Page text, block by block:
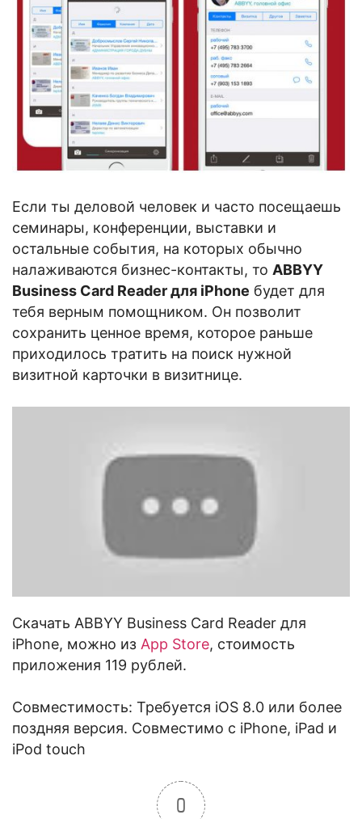
Если ты деловой человек и часто посещаешь
семинары, конференции, выставки и
остальные события, на которых обычно
налаживаются бизнес-контакты, то ABBYY
Business Card Reader для iPhone будет для
тебя верным помощником. Он позволит
сохранить ценное время, которое раньше
приходилось тратить на поиск нужной
визитной карточки в визитнице.
Скачать ABBYY Business Card Reader для
iPhone, можно из App Store, стоимость
приложения 119 рублей.
Совместимость: Требуется iOS 8.0 или более
поздняя версия. Совместимо с iPhone, iPad и
iPod touch
0